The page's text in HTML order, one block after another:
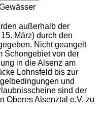
außerhalb der
März) durch den
Nicht geangelt
Schongebiet von der
in die Alsenz am
Lohnsfeld bis zur
und
sind der
Oberes Alsenztal e.V. zu